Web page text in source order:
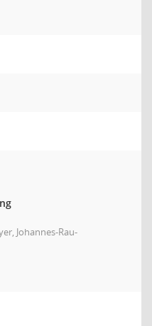
Johannes-Rau-